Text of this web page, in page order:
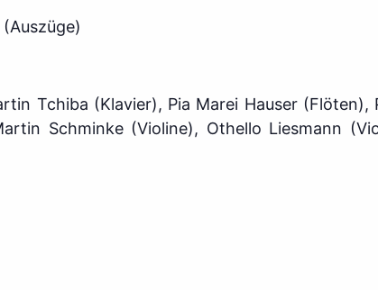
Tchiba (Klavier), Pia Marei Hauser (Flöten),
Schminke (Violine), Othello Liesmann